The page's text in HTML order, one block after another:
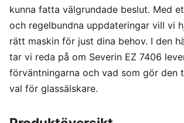
kunna fatta välgrundade beslut. Med
och regelbundna uppdateringar vill vi
rätt maskin för just dina behov. I den
tar vi reda på om Severin EZ 7406
förväntningarna och vad som gör den
val för glassälskare.